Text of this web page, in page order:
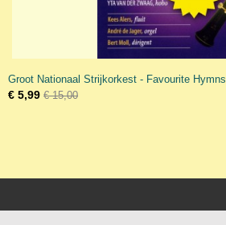
Groot Nationaal Strijkorkest - Favourite Hymns
€ 5,99 € 15,00